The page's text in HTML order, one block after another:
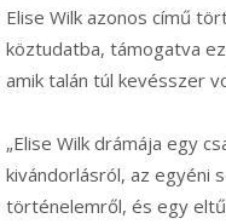
Elise Wilk azonos című
köztudatba, támogatva
amik talán túl kevésszer
„Elise Wilk drámája egy
kivándorlásról, az egyéni
történelemről, és egy